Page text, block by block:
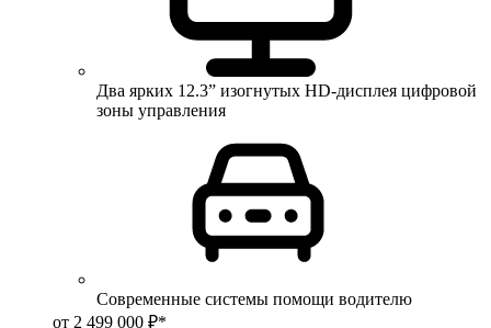
Два ярких 12.3” изогнутых HD-дисплея цифровой
зоны управления
Современные системы помощи водителю
от 2 499 000 ₽*